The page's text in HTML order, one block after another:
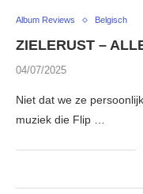
Album Reviews Belgisch
ZIELERUST –
04/07/2025
Niet dat we ze
muziek die Flip …